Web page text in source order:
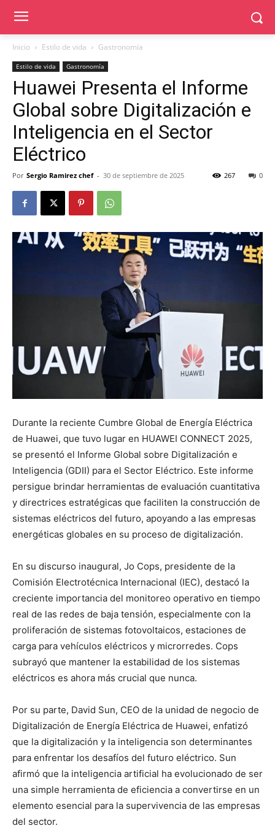
Inicio Estilo de vida Gastronomía
Estilo de vida Gastronomía
Huawei Presenta el Informe
Global sobre Digitalización e
Inteligencia en el Sector
Eléctrico
Por Sergio Ramirez chef - 30 de septiembre de 2025 0
267
Durante la reciente Cumbre Global de Energía Eléctrica
de Huawei, que tuvo lugar en HUAWEI CONNECT 2025,
se presentó el Informe Global sobre Digitalización e
Inteligencia (GDII) para el Sector Eléctrico. Este informe
persigue brindar herramientas de evaluación cuantitativa
y directrices estratégicas que faciliten la construcción de
sistemas eléctricos del futuro, apoyando a las empresas
energéticas globales en su proceso de digitalización.
En su discurso inaugural, Jo Cops, presidente de la
Comisión Electrotécnica Internacional (IEC), destacó la
creciente importancia del monitoreo operativo en tiempo
real de las redes de baja tensión, especialmente con la
proliferación de sistemas fotovoltaicos, estaciones de
carga para vehículos eléctricos y microrredes. Cops
subrayó que mantener la estabilidad de los sistemas
eléctricos es ahora más crucial que nunca.
Por su parte, David Sun, CEO de la unidad de negocio de
Digitalización de Energía Eléctrica de Huawei, enfatizó
que la digitalización y la inteligencia son determinantes
para enfrentar los desafíos del futuro eléctrico. Sun
afirmó que la inteligencia artificial ha evolucionado de ser
una simple herramienta de eficiencia a convertirse en un
elemento esencial para la supervivencia de las empresas
del sector.